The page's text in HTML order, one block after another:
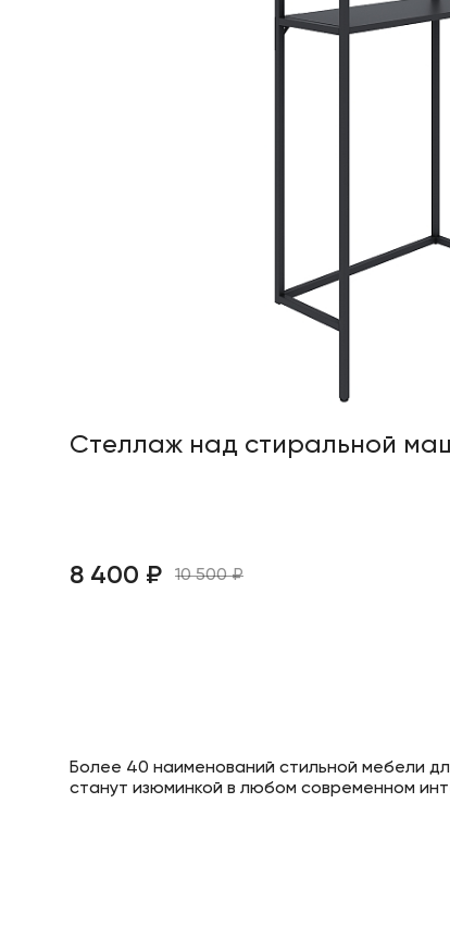
Стеллаж над стиральной
8 400 ₽ 10 500 ₽
Более 40 наименований стильной мебели
станут изюминкой в любом современном